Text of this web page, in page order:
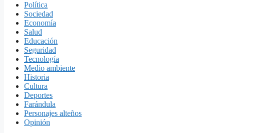
Política
Sociedad
Economía
Salud
Educación
Seguridad
Tecnología
Medio ambiente
Historia
Cultura
Deportes
Farándula
Personajes alteños
Opinión